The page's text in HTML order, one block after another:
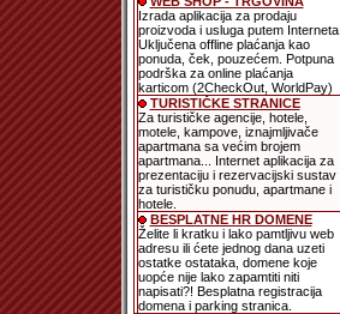
Izrada aplikacija za prodaju
proizvoda i usluga putem Interneta.
Uključena offline plaćanja kao
ponuda, ček, pouzećem. Potpuna
podrška za online plaćanja
karticom (2CheckOut, WorldPay)
TURISTIČKE STRANICE
Za turističke agencije, hotele,
motele, kampove, iznajmljivače
apartmana sa većim brojem
apartmana... Internet aplikacija za
prezentaciju i rezervacijski sustav
za turističku ponudu, apartmane i
hotele.
BESPLATNE HR DOMENE
Želite li kratku i lako pamtljivu web
adresu ili ćete jednog dana uzeti
ostatke ostataka, domene koje
uopće nije lako zapamtiti niti
napisati?! Besplatna registracija
domena i parking stranica.